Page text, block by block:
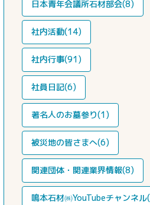
日本青年会議所石材部会(8)
社内活動(14)
社内行事(91)
社員日記(6)
著名人のお墓参り(1)
被災地の皆さまへ(6)
関連団体・関連業界情報(8)
鳴本石材㈱YouTubeチャンネ